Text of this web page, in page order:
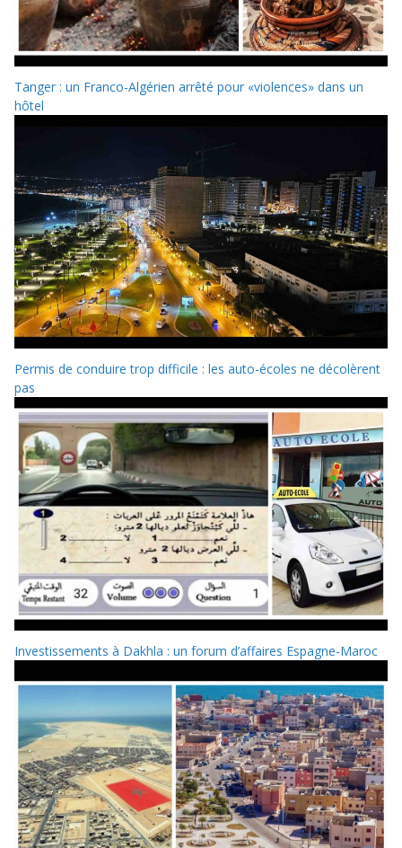
Tanger : un Franco-Algérien arrêté pour «violences» dans un
hôtel
Permis de conduire trop difficile : les auto-écoles ne décolèrent
pas
Investissements à Dakhla : un forum d’affaires Espagne-Maroc